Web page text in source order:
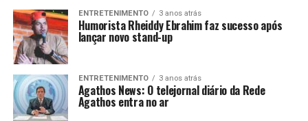
ENTRETENIMENTO 3 anos atrás
Humorista Rheiddy Ebrahim faz sucesso após
lançar novo stand-up
ENTRETENIMENTO 3 anos atrás
Agathos News: O telejornal diário da Rede
Agathos entra no ar